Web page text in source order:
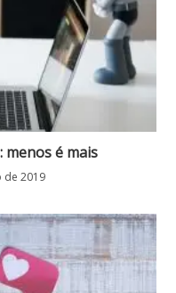
menos é mais
de 2019